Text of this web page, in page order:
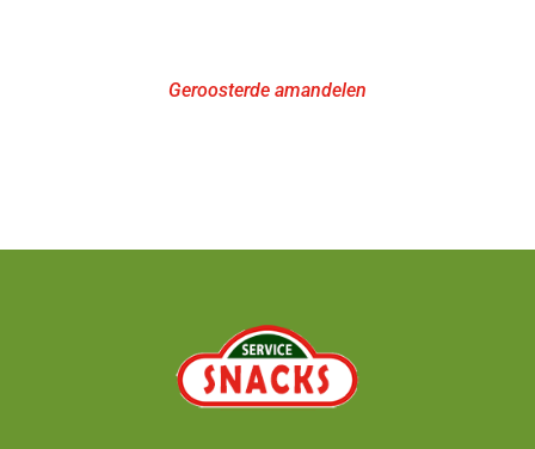
Geroosterde amandelen